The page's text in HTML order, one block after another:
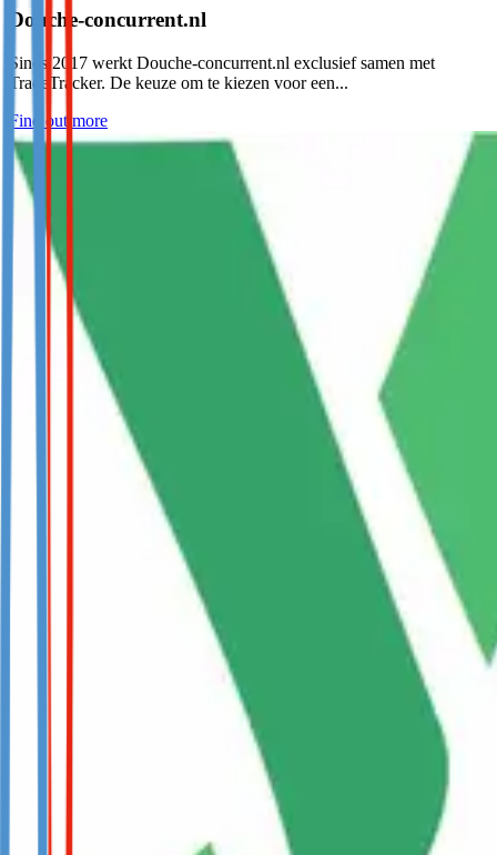
Douche-concurrent.nl
Sinds 2017 werkt Douche-concurrent.nl exclusief samen met
TradeTracker. De keuze om te kiezen voor een...
Find out more